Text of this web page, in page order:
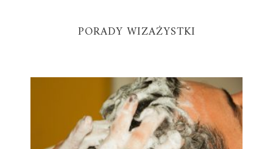
PORADY WIZAŻYSTKI